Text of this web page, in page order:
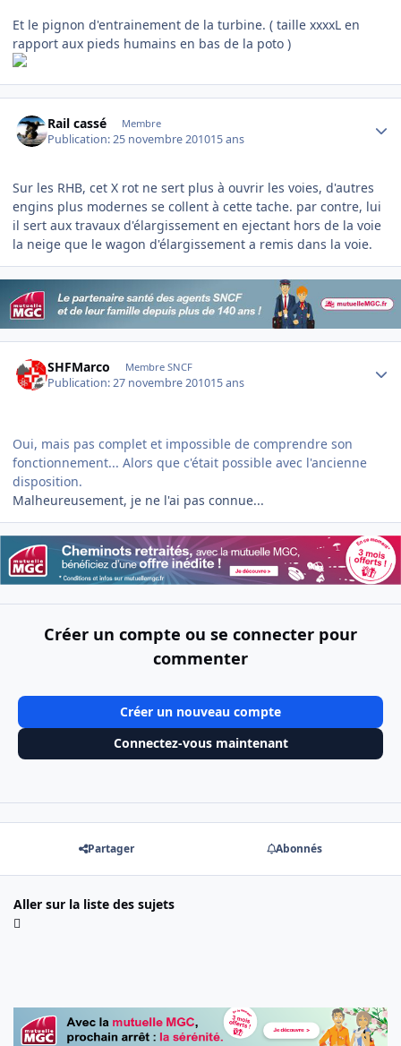
Et le pignon d'entrainement de la turbine. ( taille xxxxL en
rapport aux pieds humains en bas de la poto )
Rail cassé Membre
Publication:25 novembre 201015 ans
Sur les RHB, cet X rot ne sert plus à ouvrir les voies, d'autres
engins plus modernes se collent à cette tache. par contre, lui
il sert aux travaux d'élargissement en ejectant hors de la voie
la neige que le wagon d'élargissement a remis dans la voie.
SHFMarco Membre SNCF
Publication:27 novembre 201015 ans
Oui, mais pas complet et impossible de comprendre son
fonctionnement... Alors que c'était possible avec l'ancienne
disposition.
Malheureusement, je ne l'ai pas connue...
Créer un compte ou se connecter pour
commenter
Créer un nouveau compte
Connectez-vous maintenant
Partager Abonnés
Aller sur la liste des sujets